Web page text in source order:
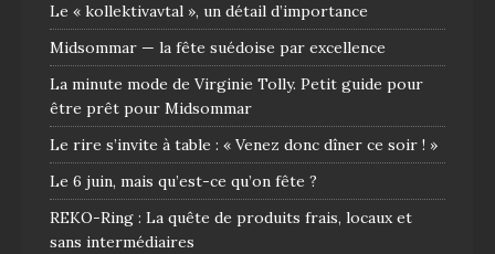
Le « kollektivavtal », un détail d’importance
Midsommar — la fête suédoise par excellence
La minute mode de Virginie Tolly. Petit guide pour
être prêt pour Midsommar
Le rire s’invite à table : « Venez donc dîner ce soir ! »
Le 6 juin, mais qu’est-ce qu’on fête ?
REKO-Ring : La quête de produits frais, locaux et
sans intermédiaires